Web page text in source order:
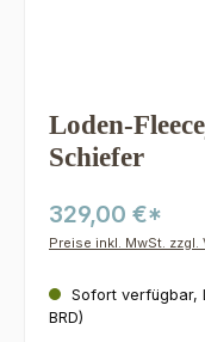
Loden-
Schiefer
329,00 €*
Preise inkl. MwSt.
Sofort verfügbar,
BRD)